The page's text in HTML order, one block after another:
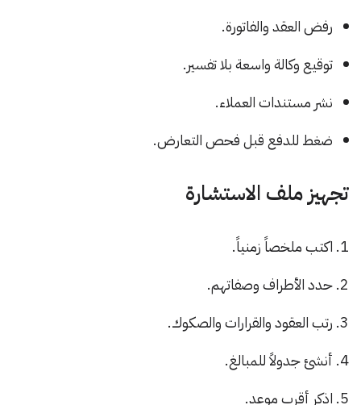
رفض العقد والفاتورة.
توقيع وكالة واسعة بلا تفسير.
نشر مستندات العملاء.
ضغط للدفع قبل فحص التعارض.
تجهيز ملف الاستشارة
اكتب ملخصاً زمنياً.
حدد الأطراف وصفاتهم.
رتب العقود والقرارات والصكوك.
أنشئ جدولاً للمبالغ.
اذكر أقرب موعد.